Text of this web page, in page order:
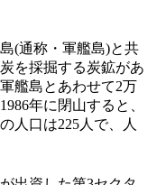
(通称・軍艦島)と共
を採掘する炭鉱があ
艦島とあわせて2万
年に閉山すると、
人口は225人で、人